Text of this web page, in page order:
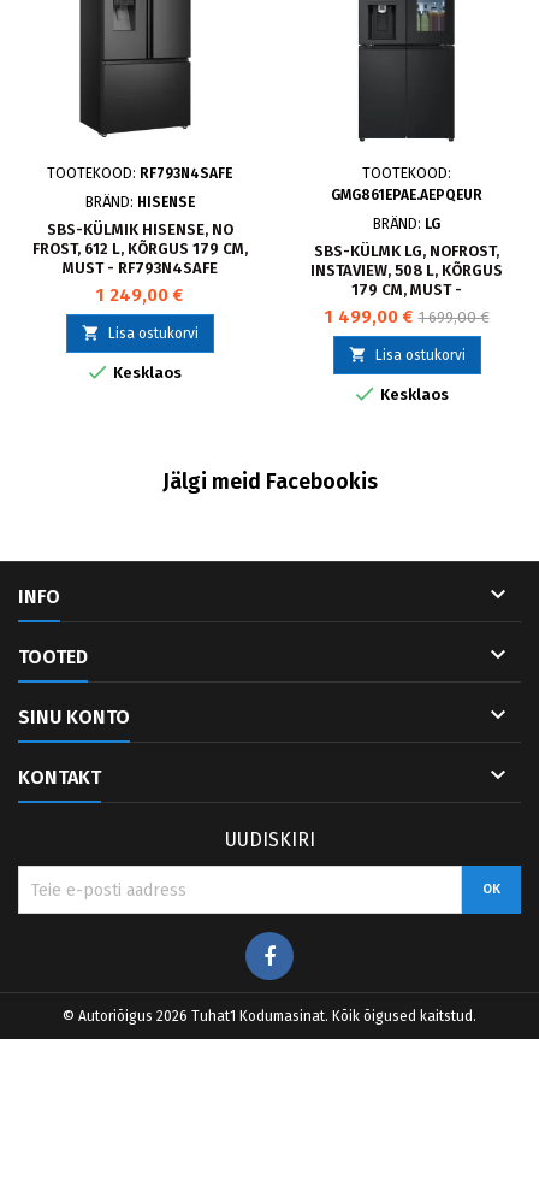
TOOTEKOOD: RF793N4SAFE
BRÄND: HISENSE
SBS-KÜLMIK HISENSE, NO
FROST, 612 L, KÕRGUS 179 CM,
MUST - RF793N4SAFE
1 249,00 €
 Lisa ostukorvi
 Kesklaos
TOOTEKOOD:
GMG861EPAE.AEPQEUR
BRÄND: LG
SBS-KÜLMK LG, NOFROST,
INSTAVIEW, 508 L, KÕRGUS
179 CM, MUST -
GMG861EPAE.AEPQEUR
1 499,00 € 1 699,00 €
 Lisa ostukorvi
 Kesklaos
Jälgi meid Facebookis
INFO 
TOOTED 
SINU KONTO 
KONTAKT 
UUDISKIRI
Facebook
© Autoriõigus 2026 Tuhat1 Kodumasinat. Kõik õigused kaitstud.